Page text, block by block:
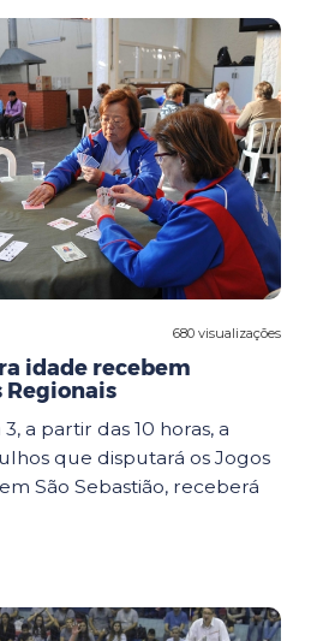
680 visualizações
idade recebem
Regionais
a partir das 10 horas, a
que disputará os Jogos
São Sebastião, receberá